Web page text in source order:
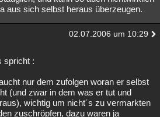
aus sich selbst heraus überzeugen.
02.07.2006 um 10:29
spricht :
nur dem zufolgen woran er selbst
(und zwar in dem was er tut und
wichtig um nicht´s zu vermarkten
zuschröpfen, dazu waren ja